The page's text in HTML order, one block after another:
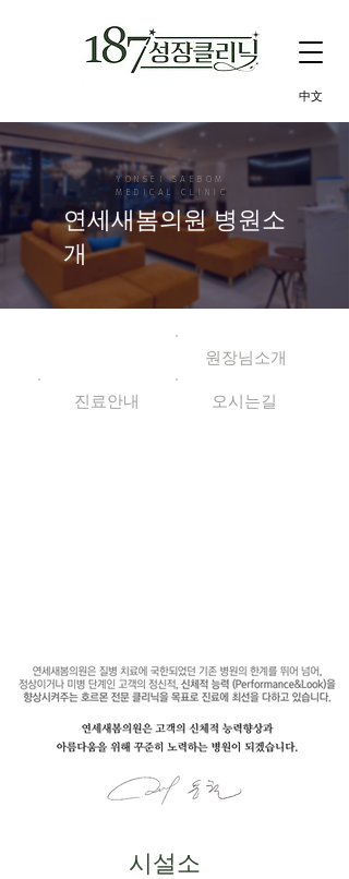
中文
​YONSEI SAEBOM
MEDICAL CLINIC
​연세새봄의원 병원소
개
진료안내
원장님소개
오시는길
​시설소